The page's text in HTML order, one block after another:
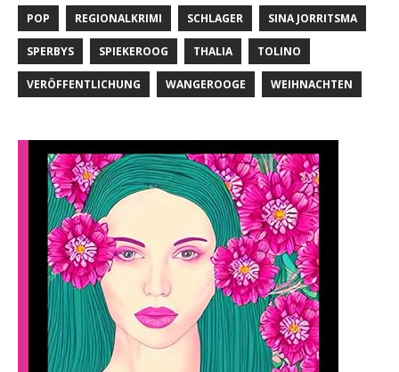
POP REGIONALKRIMI SCHLAGER SINA JORRITSMA
SPERBYS SPIEKEROOG THALIA TOLINO
VERÖFFENTLICHUNG WANGEROOGE WEIHNACHTEN